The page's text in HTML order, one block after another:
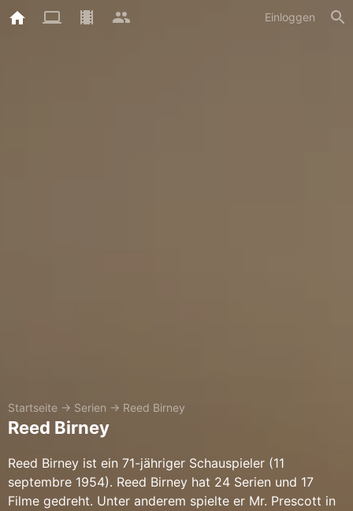
Einloggen
Startseite → Serien → Reed Birney
Reed Birney
Reed Birney ist ein 71-jähriger Schauspieler (11
septembre 1954). Reed Birney hat 24 Serien und 17
Filme gedreht. Unter anderem spielte er Mr. Prescott in